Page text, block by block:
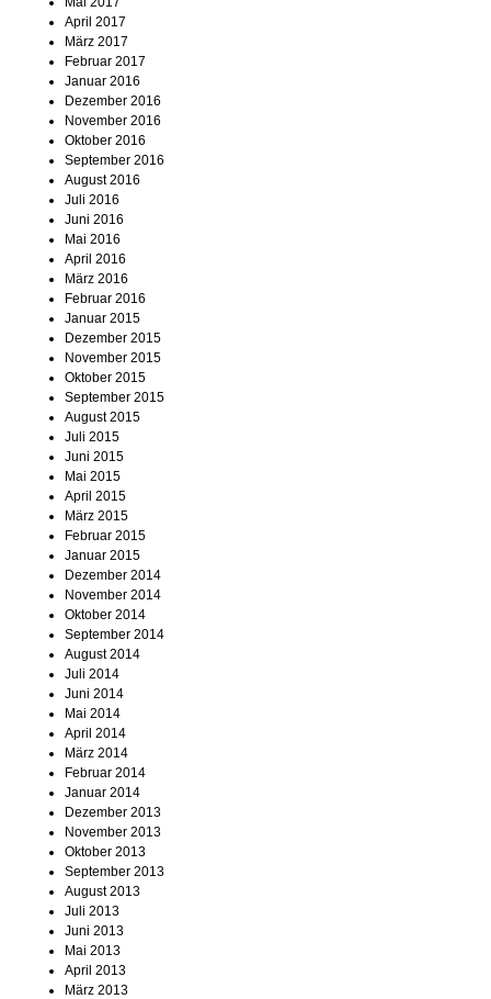
April 2017
März 2017
Februar 2017
Januar 2016
Dezember 2016
November 2016
Oktober 2016
September 2016
August 2016
Juli 2016
Juni 2016
Mai 2016
April 2016
März 2016
Februar 2016
Januar 2015
Dezember 2015
November 2015
Oktober 2015
September 2015
August 2015
Juli 2015
Juni 2015
Mai 2015
April 2015
März 2015
Februar 2015
Januar 2015
Dezember 2014
November 2014
Oktober 2014
September 2014
August 2014
Juli 2014
Juni 2014
Mai 2014
April 2014
März 2014
Februar 2014
Januar 2014
Dezember 2013
November 2013
Oktober 2013
September 2013
August 2013
Juli 2013
Juni 2013
Mai 2013
April 2013
März 2013